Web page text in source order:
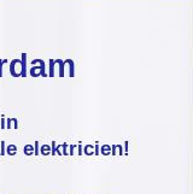
elektricien!